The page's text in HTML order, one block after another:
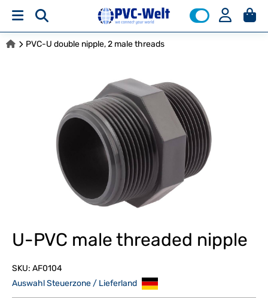
PVC-U double nipple, 2 male threads
U-PVC male threaded nipple
SKU: AF0104
Auswahl Steuerzone / Lieferland